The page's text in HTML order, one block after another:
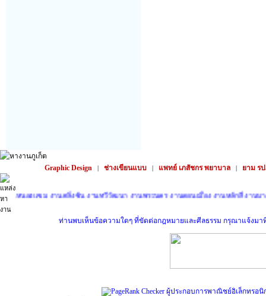
Graphic Design | ช่างเขียนแบบ | แพทย์ เภสัชกร พยาบาล | ยาม ร
นหนองแขม งานตลิ่งชัน งานทวีวัฒนา งานพระนคร งานดอนเมือง งานหลักสี่งานบาง
ท่านพบเห็นข้อความใดๆ ที่ขัดต่อกฎหมายและศีลธรรม กรุณาแจ้งมาที่
ผู้ประกอบการพาณิชย์อิเล็กทรอ